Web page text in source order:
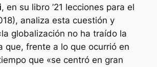
, en su libro ’21 lecciones para el
analiza esta cuestión y
globalización no ha traído la
que, frente a lo que ocurrió en
que «se centró en gran